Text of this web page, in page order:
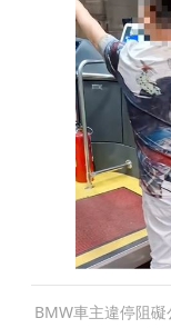
BMW車主違停阻